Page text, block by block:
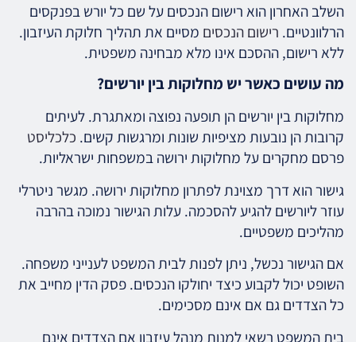
השלב האחרון הוא רישום הנכסים על שם כל יורש בפנקסים
הרלוונטיים. רישום הנכסים מסיים את תהליך חלוקת העיזבון.
ללא רישום, ההסכם אינו מלא מבחינה משפטית.
מה עושים כאשר יש מחלוקות בין יורשים?
מחלוקות בין יורשים הן תופעה נפוצה ומאתגרת. לעיתים
קרובות הן נובעות מציפיות שונות ומרגשות קשים. כלכליסט
פרסם מחקרים על מחלוקות ירושה במשפחות ישראליות.
גישור הוא דרך מצוינת לפתרון מחלוקות ירושה. מגשר ניטרלי
עוזר ליורשים להגיע להסכמה. עלות הגישור נמוכה בהרבה
מהליכים משפטיים.
אם הגישור נכשל, ניתן לפנות לבית המשפט לענייני משפחה.
השופט יכול לקבוע כיצד יחולקו הנכסים. פסק הדין מחייב את
כל הצדדים גם אם אינם מסכימים.
בית המשפט רשאי למנות מנהל עיזבון אם הצדדים אינם